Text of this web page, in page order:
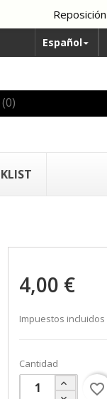
Reposición en
Español
(0)
4,00 €
Impuestos incluidos
Cantidad
favorite_border